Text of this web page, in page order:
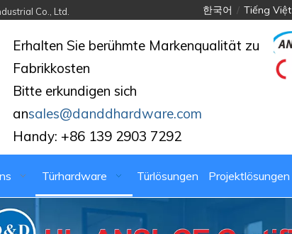
Co., Ltd. 한국어 / Tiếng Việt
Erhalten Sie berühmte Markenqualität zu
Fabrikkosten
Bitte erkundigen sich
ansales@danddhardware.com
Handy: +86 139 2903 7292
Türhardware Türlösungen Projektlösungen